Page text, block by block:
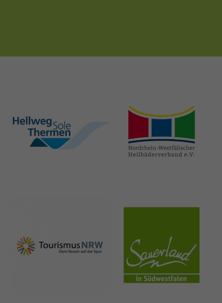
hellweg-sole-
thermen.de
heilbaeder.de
nrw-
tourismus.de
sauerland.co
m